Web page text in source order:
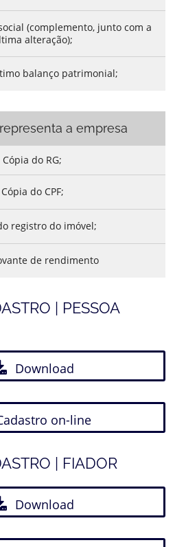
(complemento, junto com a
alteração);
balanço patrimonial;
a empresa
Cópia do RG;
Cópia do CPF;
registro do imóvel;
de rendimento
| PESSOA
Download
on-line
| FIADOR
Download